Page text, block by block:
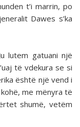
t’i marrin, po
Dawes s’ka
lutem gatuani një
të vdekura se si
është një vend i
me mënyra të
shumë, vetëm